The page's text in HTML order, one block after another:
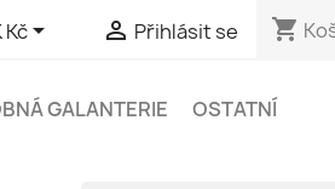
Kč  Přihlásit se shopping_cart
GALANTERIE
OSTATNÍ